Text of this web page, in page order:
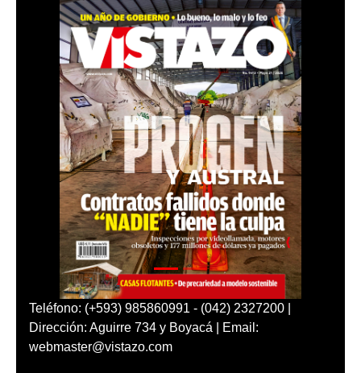
Teléfono: (+593) 985860991 - (042) 2327200 |
Dirección: Aguirre 734 y Boyacá | Email:
webmaster@vistazo.com